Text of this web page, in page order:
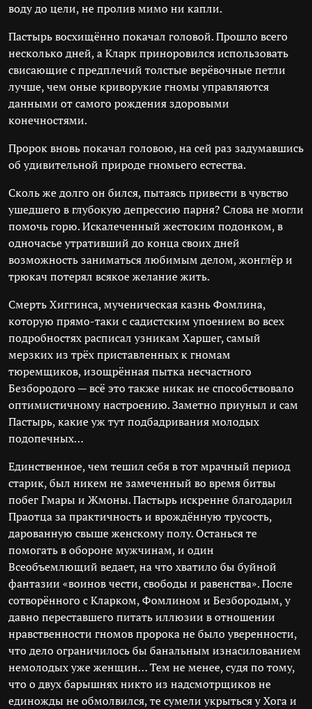
воду до цели, не пролив мимо ни капли.
Пастырь восхищённо покачал головой. Прошло всего
несколько дней, а Кларк приноровился использовать
свисающие с предплечий толстые верёвочные петли
лучше, чем оные криворукие гномы управляются
данными от самого рождения здоровыми
конечностями.
Пророк вновь покачал головою, на сей раз задумавшись
об удивительной природе гномьего естества.
Сколь же долго он бился, пытаясь привести в чувство
ушедшего в глубокую депрессию парня? Слова не могли
помочь горю. Искалеченный жестоким подонком, в
одночасье утративший до конца своих дней
возможность заниматься любимым делом, жонглёр и
трюкач потерял всякое желание жить.
Смерть Хиггинса, мученическая казнь Фомлина,
которую прямо-таки с садистским упоением во всех
подробностях расписал узникам Харшег, самый
мерзких из трёх приставленных к гномам
тюремщиков, изощрённая пытка несчастного
Безбородого — всё это также никак не способствовало
оптимистичному настроению. Заметно приуныл и сам
Пастырь, какие уж тут подбадривания молодых
подопечных…
Единственное, чем тешил себя в тот мрачный период
старик, был никем не замеченный во время битвы
побег Гмары и Жмоны. Пастырь искренне благодарил
Праотца за практичность и врождённую трусость,
дарованную свыше женскому полу. Останься те
помогать в обороне мужчинам, и один
Всеобъемлющий ведает, на что хватило бы буйной
фантазии «воинов чести, свободы и равенства». После
сотворённого с Кларком, Фомлином и Безбородым, у
давно переставшего питать иллюзии в отношении
нравственности гномов пророка не было уверенности,
что дело ограничилось бы банальным изнасилованием
немолодых уже женщин… Тем не менее, судя по тому,
что о двух барышнях никто из надсмотрщиков не
единожды не обмолвился, те сумели укрыться у Хога и